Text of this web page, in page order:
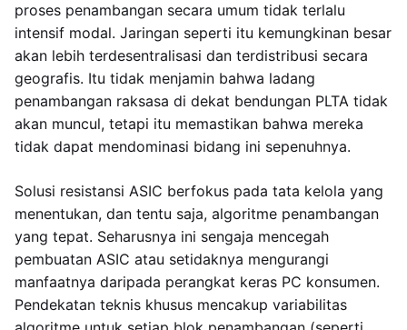
proses penambangan secara umum tidak terlalu
intensif modal. Jaringan seperti itu kemungkinan besar
akan lebih terdesentralisasi dan terdistribusi secara
geografis. Itu tidak menjamin bahwa ladang
penambangan raksasa di dekat bendungan PLTA tidak
akan muncul, tetapi itu memastikan bahwa mereka
tidak dapat mendominasi bidang ini sepenuhnya.
Solusi resistansi ASIC berfokus pada tata kelola yang
menentukan, dan tentu saja, algoritme penambangan
yang tepat. Seharusnya ini sengaja mencegah
pembuatan ASIC atau setidaknya mengurangi
manfaatnya daripada perangkat keras PC konsumen.
Pendekatan teknis khusus mencakup variabilitas